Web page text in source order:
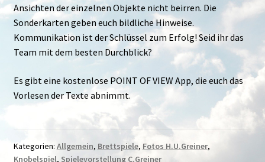
Ansichten der einzelnen Objekte nicht beirren. Die
Sonderkarten geben euch bildliche Hinweise.
Kommunikation ist der Schlüssel zum Erfolg! Seid ihr das
Team mit dem besten Durchblick?
Es gibt eine kostenlose POINT OF VIEW App, die euch das
Vorlesen der Texte abnimmt.
Kategorien: Allgemein, Brettspiele, Fotos H.U.Greiner,
Knobelspiel, Spielevorstellung C.Greiner